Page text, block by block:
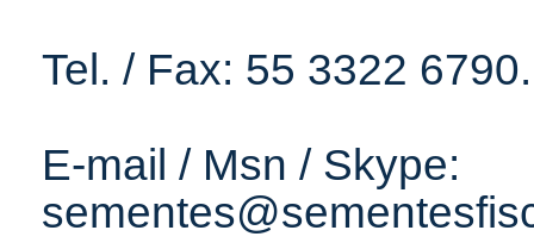
Tel. / Fax: 55 3322 6790.
E-mail / Msn / Skype: